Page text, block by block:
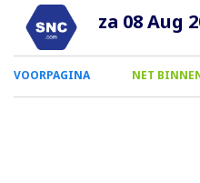
za 08 Aug
0
Smartphone
VOORPAGINA NET